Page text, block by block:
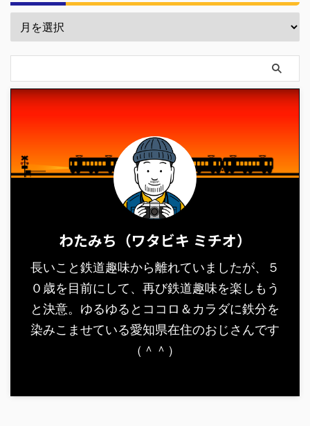
わたみち（ワタビキ ミチオ）
長いこと鉄道趣味から離れていましたが、５
０歳を目前にして、再び鉄道趣味を楽しもう
と決意。ゆるゆるとココロ＆カラダに鉄分を
染みこませている愛知県在住のおじさんです
（＾＾）